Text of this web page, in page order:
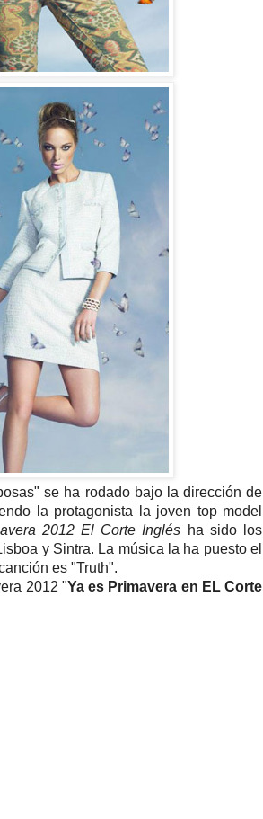
se ha rodado bajo la dirección de
la protagonista la joven top model
2012 El Corte Inglés ha sido los
y Sintra. La música la ha puesto el
es "Truth".
2012 "Ya es Primavera en EL Corte